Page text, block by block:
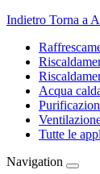
Indietro Torna a
Acqua
Tutte le
Navigation